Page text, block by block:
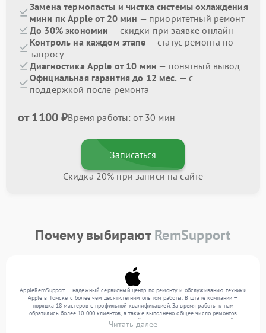
Замена термопасты и чистка системы охлаждения
мини пк Apple от 20 мин — приоритетный ремонт
До 30% экономии — скидки при заявке онлайн
Контроль на каждом этапе — статус ремонта по
запросу
Диагностика Apple от 10 мин — понятный вывод
Официальная гарантия до 12 мес. — с
поддержкой после ремонта
от 1100 ₽Время работы: от 30 мин
Записаться
Скидка 20% при записи на сайте
Почему выбираютRemSupport
AppleRemSupport — надежный сервисный центр по ремонту и обслуживанию техники
Apple в Томске с более чем десятилетним опытом работы. В штате компании —
порядка 18 мастеров с профильной квалификацией. За время работы к нам
обратились более 10 000 клиентов, а также выполнено общее число ремонтов
превысило 12 000. Ежемесячно в сервисный центр поступает более 300 устройств,
включая , , . Мы выполняем ремонт различного уровня сложности и гарантируем
Читать далее